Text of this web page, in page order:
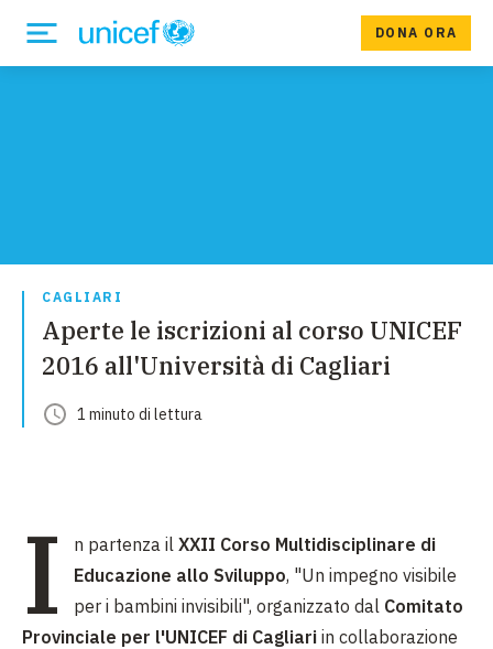
DONA ORA
CAGLIARI
Aperte le iscrizioni al corso UNICEF
2016 all'Università di Cagliari
1 minuto di lettura
I n partenza il XXII Corso Multidisciplinare di
Educazione allo Sviluppo, "Un impegno visibile
per i bambini invisibili", organizzato dal Comitato
Provinciale per l'UNICEF di Cagliari in collaborazione